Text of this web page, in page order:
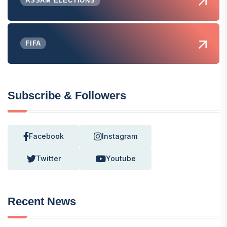
FIFA
Subscribe & Followers
Facebook Instagram
Twitter Youtube
Recent News